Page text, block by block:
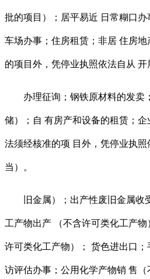
批的项目）；居平易近 日常糊口
车场办事；住房租赁；非居 住房
的项目外，凭停业执照依法自从 开
办理征询；钢铁原材料的发卖
储）；自 有房产和设备的租赁；
法须经核准的项 目外，凭停业执
当）。
旧金属）；出产性废旧金属收
工产物出产 （不含许可类化工产
许可类化工产物）； 货色进出口
访评估办事；公用化学产物销 售